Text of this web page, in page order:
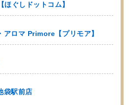
ぐしドットコム】
アロマ Primore【プリモア】
袋駅前店